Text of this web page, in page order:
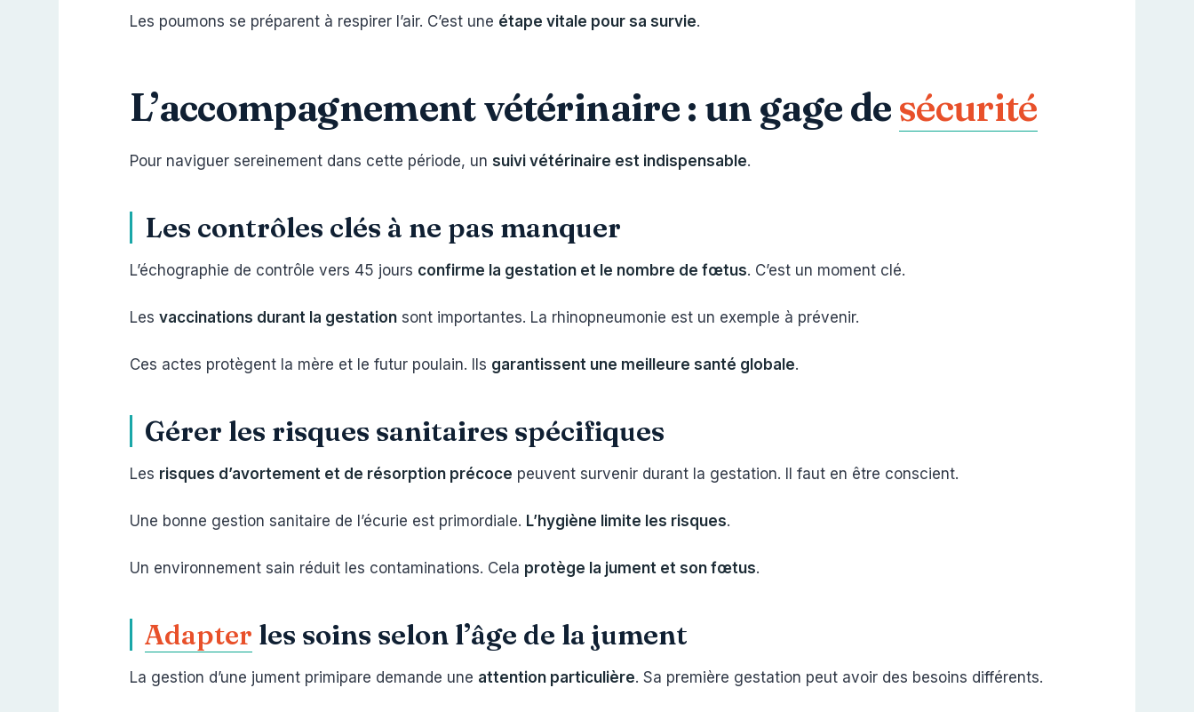
Les poumons se préparent à respirer l’air. C’est une étape vitale pour sa survie.
L’accompagnement vétérinaire : un gage desécurité
Pour naviguer sereinement dans cette période, un suivi vétérinaire est indispensable.
Les contrôles clés à ne pas manquer
L’échographie de contrôle vers 45 jours confirme la gestation et le nombre de fœtus. C’est un moment clé.
Les vaccinations durant la gestation sont importantes. La rhinopneumonie est un exemple à prévenir.
Ces actes protègent la mère et le futur poulain. Ils garantissent une meilleure santé globale.
Gérer les risques sanitaires spécifiques
Les risques d’avortement et de résorption précoce peuvent survenir durant la gestation. Il faut en être conscient.
Une bonne gestion sanitaire de l’écurie est primordiale. L’hygiène limite les risques.
Un environnement sain réduit les contaminations. Cela protège la jument et son fœtus.
Adapter les soins selon l’âge de la jument
La gestion d’une jument primipare demande une attention particulière. Sa première gestation peut avoir des besoins différents.